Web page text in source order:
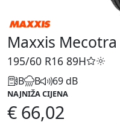
Maxxis Mecotra
195/60 R16 89H
B B 69 dB
NAJNIŽA CIJENA
€ 66,02